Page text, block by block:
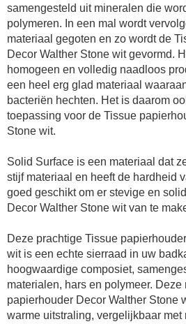
samengesteld uit mineralen die
polymeren. In een mal wordt
materiaal gegoten en zo wordt de
Decor Walther Stone witgevormd.
homogeen en volledig naadloos
een heel erg glad materiaal
bacteriën hechten. Het is daarom
toepassing voor de Tissue
Stone wit.
Solid Surface is een materiaal dat
stijf materiaal en heeft de hardheid
goed geschikt om er stevige en
Decor Walther Stone wit van te
Deze prachtige Tissue
wit is een echte sierraad in uw
hoogwaardige composiet,
materialen, hars en polymeer. Deze
papierhouder Decor Walther Stone
warme uitstraling, vergelijkbaar met